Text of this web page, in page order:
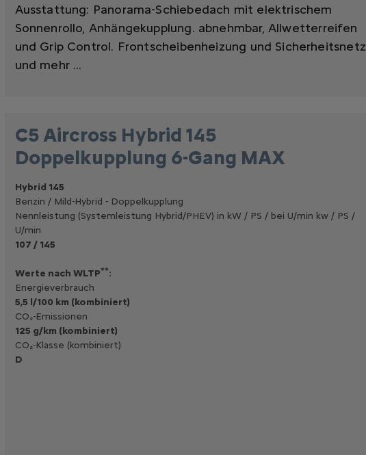
Ausstattung: Panorama-Schiebedach mit elektrischem
Sonnenrollo, Anhängekupplung. abnehmbar, Allwetterreifen
und Grip Control. Frontscheibenheizung und Sicherheitsnetz
und mehr ...
C5 Aircross Hybrid 145
Doppelkupplung 6-Gang MAX
Hybrid 145
Benzin / Mild-Hybrid - Doppelkupplung
Nennleistung (Systemleistung Hybrid/PHEV) in kW / PS / bei U/min kw / PS /
U/min
107 / 145
Werte nach WLTP**:
Energieverbrauch
5,5 l/100 km (kombiniert)
CO₂-Emissionen
125 g/km (kombiniert)
CO₂-Klasse (kombiniert)
D